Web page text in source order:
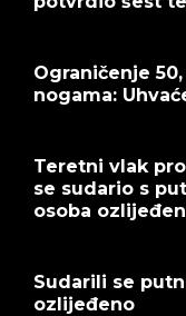
Ograničenje
nogama:
Teretni vlak
se sudario s
osoba
Sudarili se
ozlijeđeno